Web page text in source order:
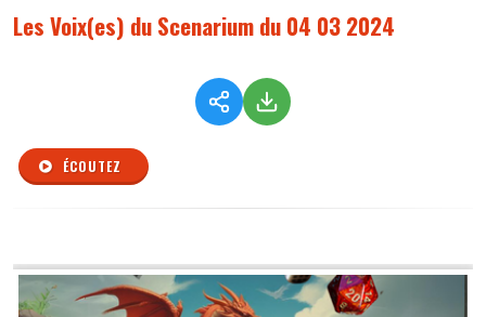
Les Voix(es) du Scenarium du 04 03 2024
ÉCOUTEZ